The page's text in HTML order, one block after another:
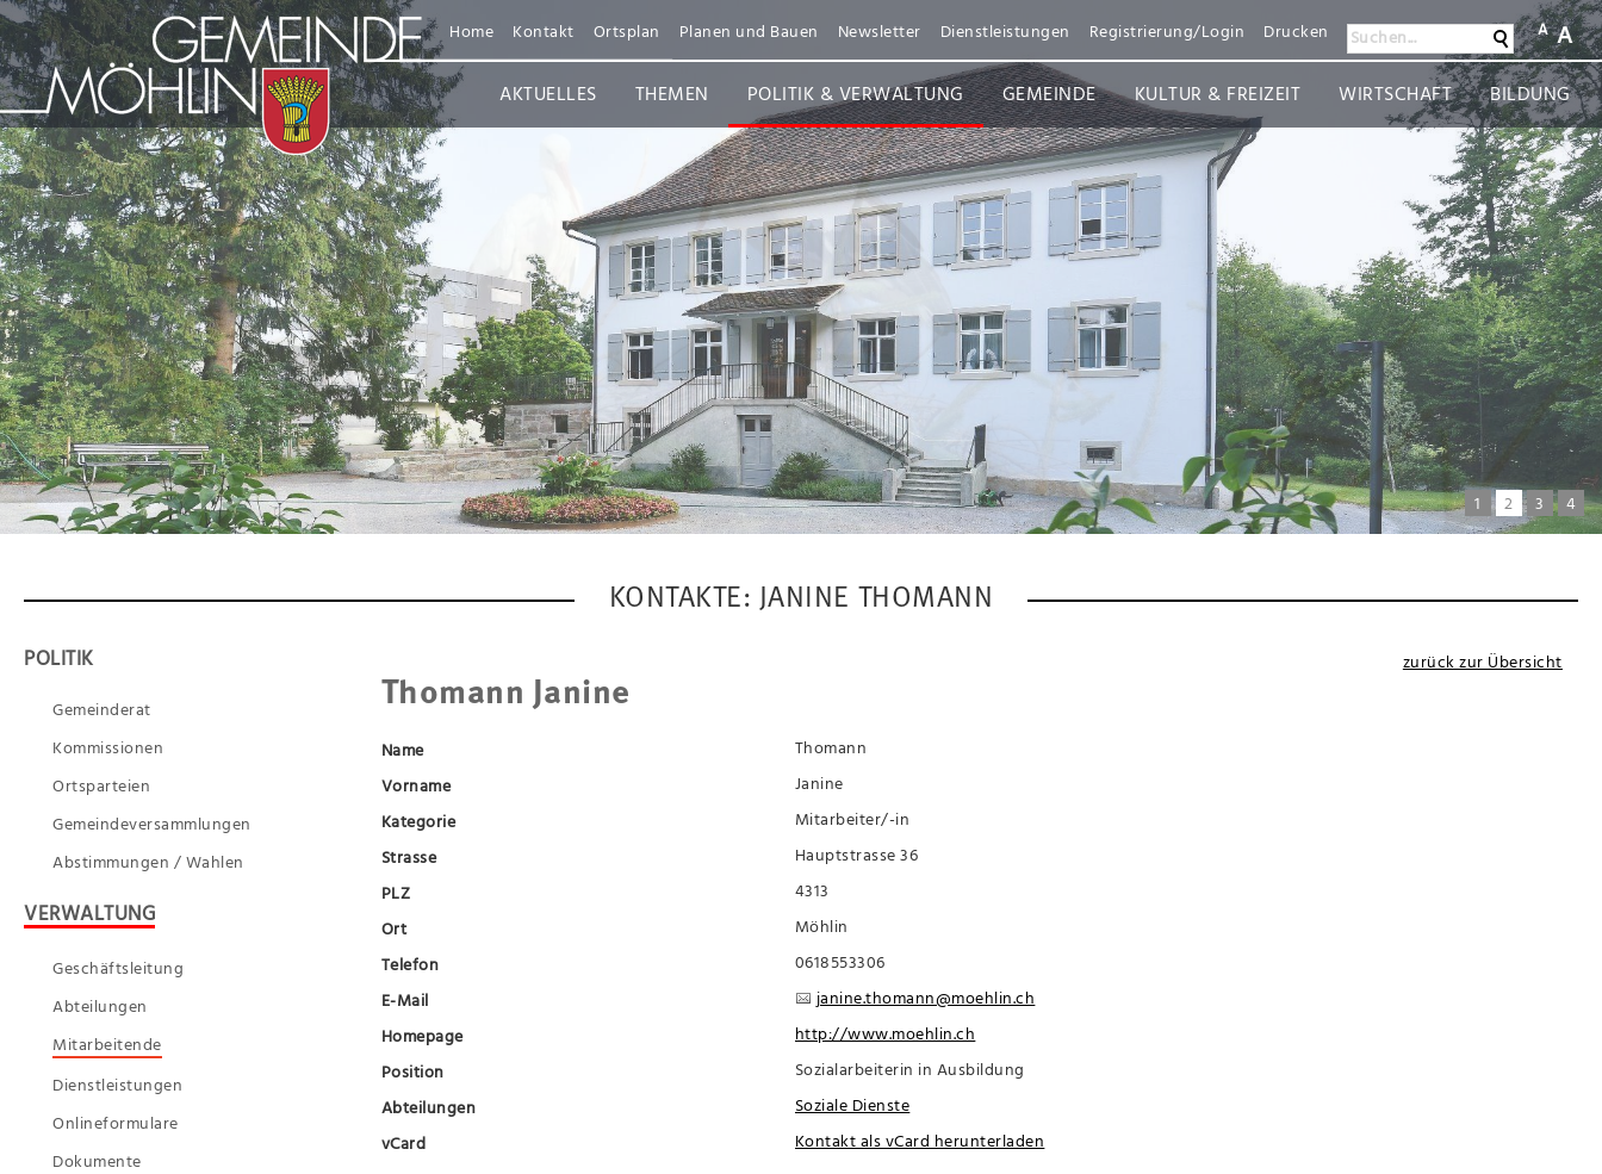
A A
Suchen...
Home Kontakt Ortsplan Planen und Bauen Newsletter Dienstleistungen Registrierung/Login DruckenSuchen
AKTUELLES THEMEN POLITIK & VERWALTUNG GEMEINDE KULTUR & FREIZEIT WIRTSCHAFT BILDUNG
1 2 3 4
KONTAKTE: JANINE THOMANN
POLITIK
Gemeinderat
Kommissionen
Ortsparteien
Gemeindeversammlungen
Abstimmungen / Wahlen
VERWALTUNG
Geschäftsleitung
Abteilungen
Mitarbeitende
Dienstleistungen
Onlineformulare
Dokumente
zurück zur Übersicht
Thomann Janine
Name
Thomann
Vorname
Janine
Kategorie
Mitarbeiter/-in
Strasse
Hauptstrasse 36
PLZ
4313
Ort
Möhlin
Telefon
0618553306
E-Mail
janine.thomann@moehlin.ch
Homepage
http://www.moehlin.ch
Position
Sozialarbeiterin in Ausbildung
Abteilungen
Soziale Dienste
vCard
Kontakt als vCard herunterladen